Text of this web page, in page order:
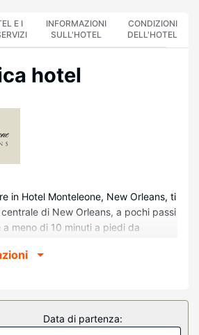
E I
INFORMAZIONI
SULL'HOTEL
CONDIZIONI
DELL'HOTEL
hotel
in Hotel Monteleone, New Orleans, ti
di New Orleans, a pochi passi
meno di 10 minuti a piedi da
da Ernest N. Morial Convention
camere della struttura, complete
piatto. La connessione
Data di partenza: